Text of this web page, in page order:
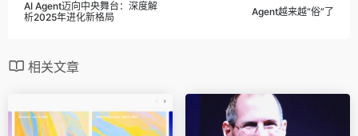
AI Agent迈向中央舞台：深度解
析2025年进化新格局
Agent越来越“俗”了
相关文章